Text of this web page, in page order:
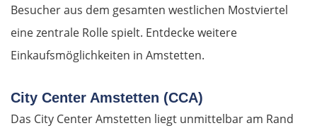
Besucher aus dem gesamten westlichen Mostviertel
eine zentrale Rolle spielt. Entdecke weitere
Einkaufsmöglichkeiten in Amstetten.
City Center Amstetten (CCA)
Das City Center Amstetten liegt unmittelbar am Rand